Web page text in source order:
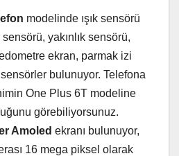
modelinde ışık sensörü
yakınlık sensörü,
ekran, parmak izi
bulunuyor. Telefona
One Plus 6T modeline
görebiliyorsunuz.
Amoled ekranı bulunuyor,
16 mega piksel olarak